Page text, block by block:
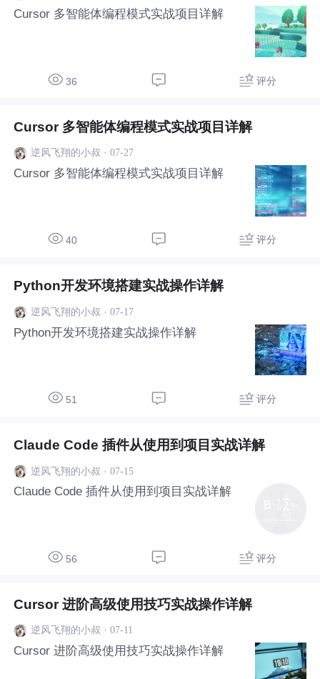
Cursor 多智能体编程模式实战项目详解
36 评分
Cursor 多智能体编程模式实战项目详解
逆风飞翔的小叔 · 07-27
Cursor 多智能体编程模式实战项目详解
40 评分
Python开发环境搭建实战操作详解
逆风飞翔的小叔 · 07-17
Python开发环境搭建实战操作详解
51 评分
Claude Code 插件从使用到项目实战详解
逆风飞翔的小叔 · 07-15
Claude Code 插件从使用到项目实战详解
56 评分
Cursor 进阶高级使用技巧实战操作详解
逆风飞翔的小叔 · 07-11
Cursor 进阶高级使用技巧实战操作详解